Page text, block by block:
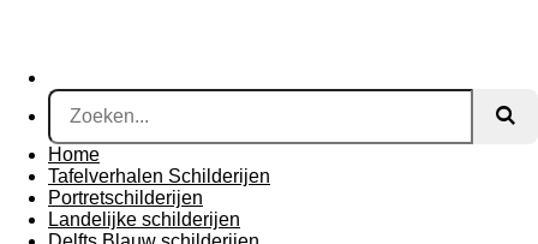
Home
Tafelverhalen Schilderijen
Portretschilderijen
Landelijke schilderijen